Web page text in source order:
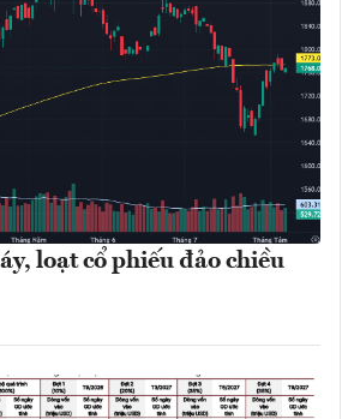
loạt cổ phiếu đảo chiều